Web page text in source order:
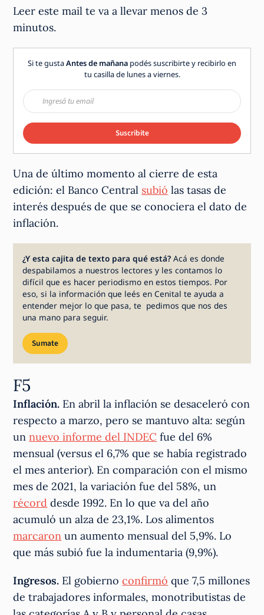
Leer este mail te va a llevar menos de 3
minutos.
Si te gustaAntes de mañana podés suscribirte y recibirlo en
tu casilla de lunes a viernes.
Suscribite
Una de último momento al cierre de esta
edición: el Banco Central subió las tasas de
interés después de que se conociera el dato de
inflación.
¿Y esta cajita de texto para qué está?Acá es donde
despabilamos a nuestros lectores y les contamos lo
difícil que es hacer periodismo en estos tiempos. Por
eso, si la información que leés en Cenital te ayuda a
entender mejor lo que pasa, te pedimos que nos des
una mano para seguir.
Sumate
F5
Inflación. En abril la inflación se desaceleró con
respecto a marzo, pero se mantuvo alta: según
unnuevo informe del INDEC fue del 6%
mensual (versus el 6,7% que se había registrado
el mes anterior). En comparación con el mismo
mes de 2021, la variación fue del 58%, un
récord desde 1992. En lo que va del año
acumuló un alza de 23,1%. Los alimentos
marcaron un aumento mensual del 5,9%. Lo
que más subió fue la indumentaria (9,9%).
Ingresos. El gobiernoconfirmó que 7,5 millones
de trabajadores informales, monotributistas de